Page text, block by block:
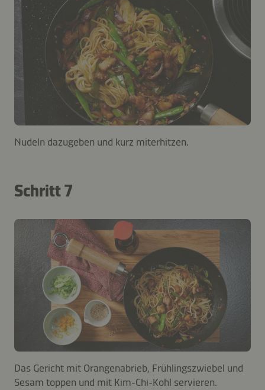
Nudeln dazugeben und kurz miterhitzen.
Schritt 7
Das Gericht mit Orangenabrieb, Frühlingszwiebel und
Sesam toppen und mit Kim-Chi-Kohl servieren.